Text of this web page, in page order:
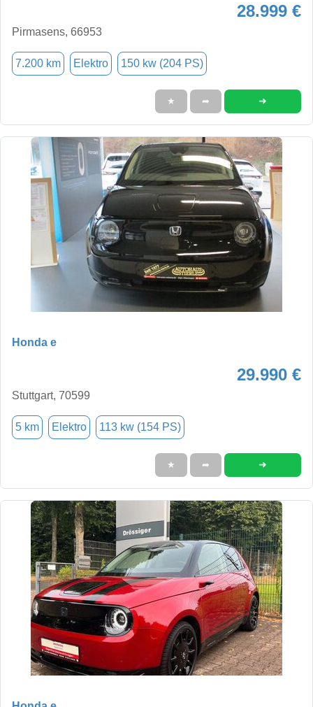
28.999 €
Pirmasens, 66953
7.200 km Elektro 150 kw (204 PS)
★ ➦ ➜
Honda e
29.990 €
Stuttgart, 70599
5 km Elektro 113 kw (154 PS)
★ ➦ ➜